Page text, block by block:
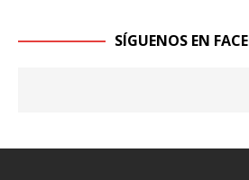
SÍGUENOS EN